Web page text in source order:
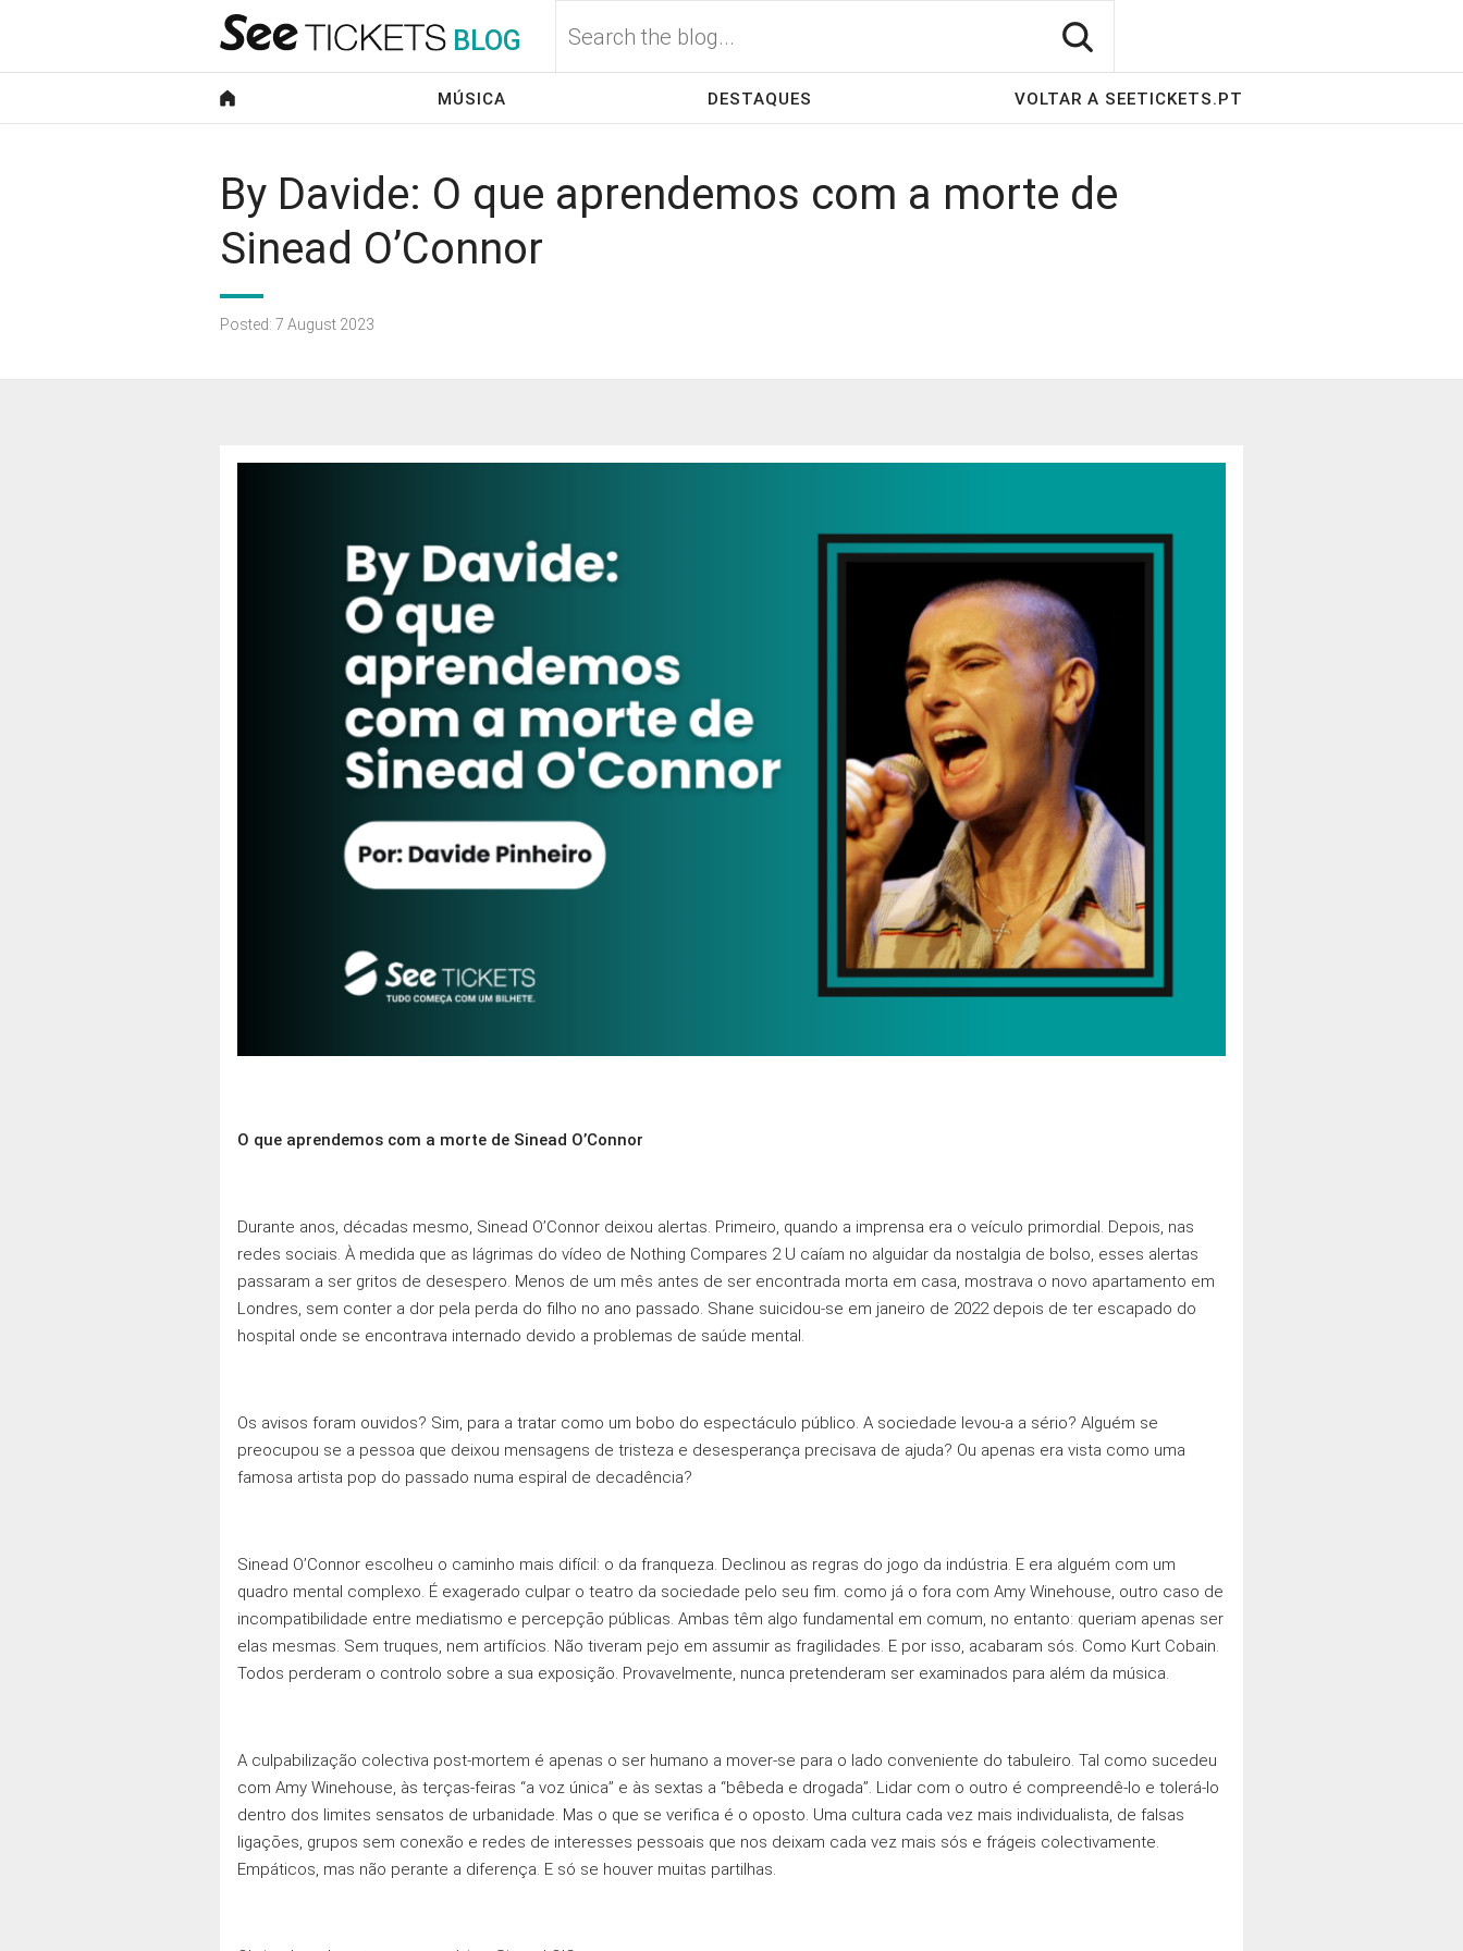
BLOG
MÚSICA DESTAQUES VOLTAR A SEETICKETS.PT
By Davide: O que aprendemos com a morte de
Sinead O’Connor
Posted: 7 August 2023
O que aprendemos com a morte de Sinead O’Connor
Durante anos, décadas mesmo, Sinead O’Connor deixou alertas. Primeiro, quando a imprensa era o veículo primordial. Depois, nas
redes sociais. À medida que as lágrimas do vídeo de Nothing Compares 2 U caíam no alguidar da nostalgia de bolso, esses alertas
passaram a ser gritos de desespero. Menos de um mês antes de ser encontrada morta em casa, mostrava o novo apartamento em
Londres, sem conter a dor pela perda do filho no ano passado. Shane suicidou-se em janeiro de 2022 depois de ter escapado do
hospital onde se encontrava internado devido a problemas de saúde mental.
Os avisos foram ouvidos? Sim, para a tratar como um bobo do espectáculo público. A sociedade levou-a a sério? Alguém se
preocupou se a pessoa que deixou mensagens de tristeza e desesperança precisava de ajuda? Ou apenas era vista como uma
famosa artista pop do passado numa espiral de decadência?
Sinead O’Connor escolheu o caminho mais difícil: o da franqueza. Declinou as regras do jogo da indústria. E era alguém com um
quadro mental complexo. É exagerado culpar o teatro da sociedade pelo seu fim. como já o fora com Amy Winehouse, outro caso de
incompatibilidade entre mediatismo e percepçāo públicas. Ambas têm algo fundamental em comum, no entanto: queriam apenas ser
elas mesmas. Sem truques, nem artifícios. Não tiveram pejo em assumir as fragilidades. E por isso, acabaram sós. Como Kurt Cobain.
Todos perderam o controlo sobre a sua exposição. Provavelmente, nunca pretenderam ser examinados para além da música.
A culpabilização colectiva post-mortem é apenas o ser humano a mover-se para o lado conveniente do tabuleiro. Tal como sucedeu
com Amy Winehouse, às terças-feiras “a voz única” e às sextas a “bêbeda e drogada”. Lidar com o outro é compreendê-lo e tolerá-lo
dentro dos limites sensatos de urbanidade. Mas o que se verifica é o oposto. Uma cultura cada vez mais individualista, de falsas
ligaçōes, grupos sem conexão e redes de interesses pessoais que nos deixam cada vez mais sós e frágeis colectivamente.
Empáticos, mas não perante a diferença. E só se houver muitas partilhas.